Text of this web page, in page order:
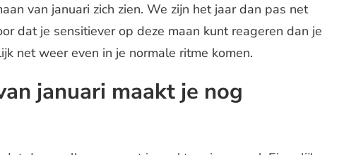
van januari zich zien. We zijn het jaar dan pas net
dat je sensitiever op deze maan kunt reageren dan je
net weer even in je normale ritme komen.
januari maakt je nog